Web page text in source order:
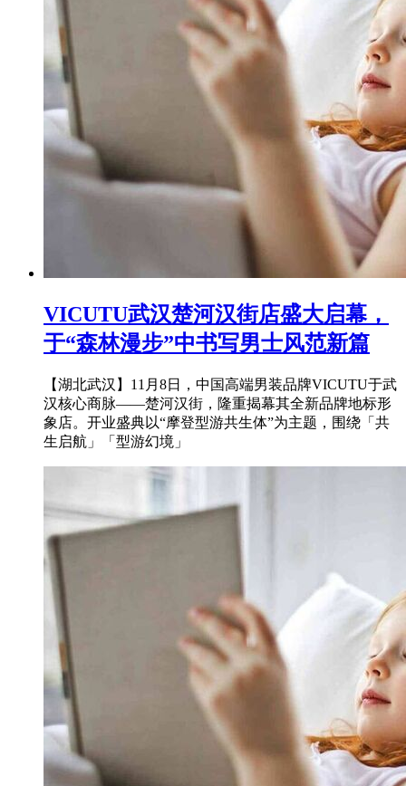
VICUTU武汉楚河汉街店盛大启幕，
于“森林漫步”中书写男士风范新篇
【湖北武汉】11月8日，中国高端男装品牌VICUTU于武
汉核心商脉——楚河汉街，隆重揭幕其全新品牌地标形
象店。开业盛典以“摩登型游共生体”为主题，围绕「共
生启航」「型游幻境」